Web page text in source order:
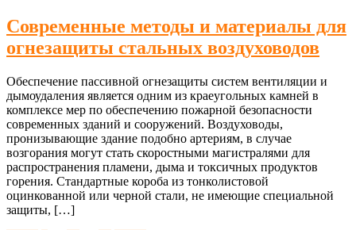
Современные методы и материалы для
огнезащиты стальных воздуховодов
Обеспечение пассивной огнезащиты систем вентиляции и
дымоудаления является одним из краеугольных камней в
комплексе мер по обеспечению пожарной безопасности
современных зданий и сооружений. Воздуховоды,
пронизывающие здание подобно артериям, в случае
возгорания могут стать скоростными магистралями для
распространения пламени, дыма и токсичных продуктов
горения. Стандартные короба из тонколистовой
оцинкованной или черной стали, не имеющие специальной
защиты, […]